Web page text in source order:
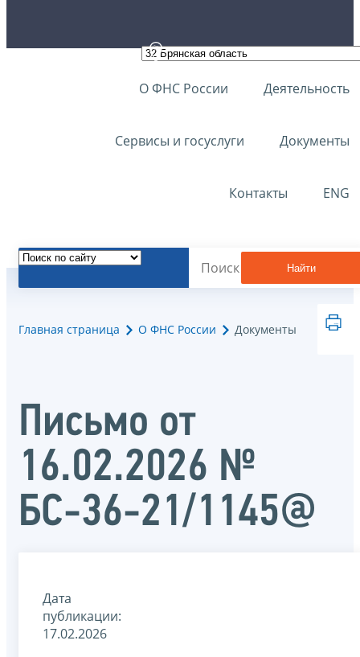
О ФНС России Деятельность
Сервисы и госуслуги Документы
Контакты ENG
Найти
Главная страница О ФНС России Документы
Письмо от
16.02.2026 №
БС-36-21/1145@
Дата
публикации:
17.02.2026